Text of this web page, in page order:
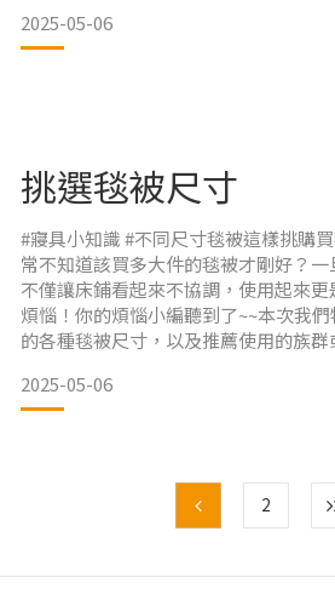
鬆散，確實會比較容易起毛球；但就算
次使用摩擦，還是有可能會起毛球的，
2025-05-06
挑選毯被尺寸
#寢具小知識 #不同尺寸毯被這樣挑購
常不知道該買多大件的毯被才剛好？一
不僅讓床鋪看起來不協調，使用起來
煩惱！你的煩惱小編聽到了~~本次我
的各種毯被尺寸，以及推薦使用的族
推車、沙發、輪椅的小蓋毯，大小合適
毯被尺寸方便好攜帶，亦可用於幼兒園
2025-05-06
2